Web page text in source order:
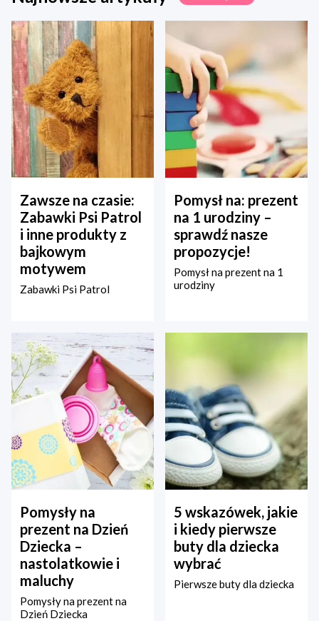
Zawsze na czasie:
Zabawki Psi Patrol
i inne produkty z
bajkowym
motywem
Zabawki Psi Patrol
Pomysł na: prezent
na 1 urodziny –
sprawdź nasze
propozycje!
Pomysł na prezent na 1
urodziny
Pomysły na
prezent na Dzień
Dziecka –
nastolatkowie i
maluchy
Pomysły na prezent na
Dzień Dziecka
5 wskazówek, jakie
i kiedy pierwsze
buty dla dziecka
wybrać
Pierwsze buty dla dziecka